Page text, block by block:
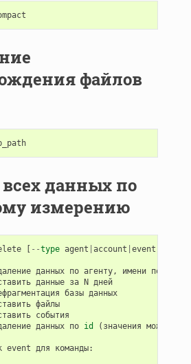
файлов
данных по
измерению
[ --type agent |account |event
данных по агенту, имени
данные за N дней
базы данных
файлы
события
данных по id ( значения можно
event для команды: